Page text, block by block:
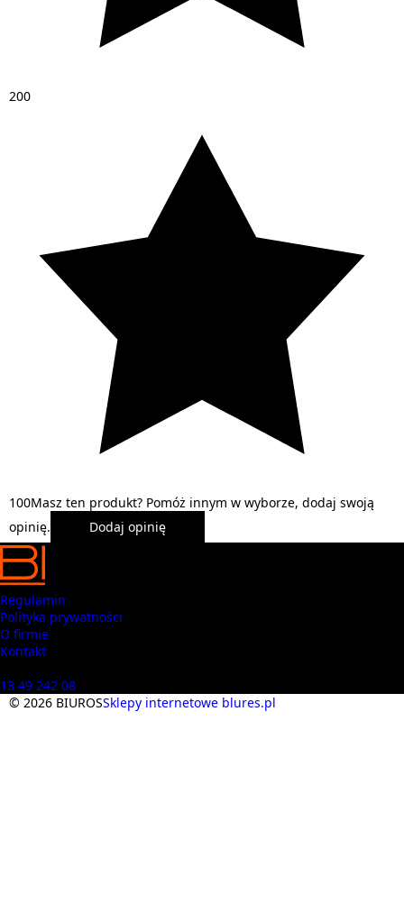
200
100Masz ten produkt? Pomóż innym w wyborze, dodaj swoją
opinię.
Dodaj opinię
Regulamin
Polityka prywatności
O firmie
Kontakt
13 49 242 08
© 2026 BIUROSSklepy internetowe blures.pl